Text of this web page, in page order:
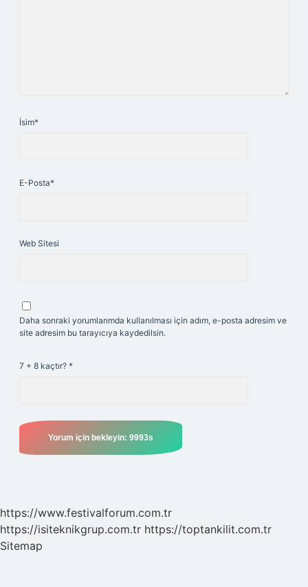
İsim*
E-Posta*
Web Sitesi
Daha sonraki yorumlarımda kullanılması için adım, e-posta adresim ve
site adresim bu tarayıcıya kaydedilsin.
7 + 8 kaçtır? *
https://www.festivalforum.com.tr
https://isiteknikgrup.com.tr https://toptankilit.com.tr
Sitemap